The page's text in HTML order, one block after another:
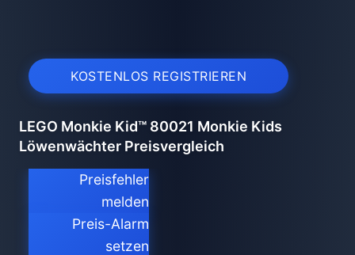
KOSTENLOS REGISTRIEREN
LEGO Monkie Kid™ 80021 Monkie Kids
Löwenwächter Preisvergleich
Preisfehler
melden
Preis-Alarm
setzen